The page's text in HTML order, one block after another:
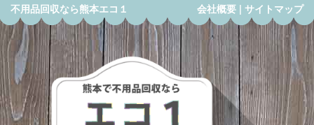
不用品回収なら熊本エコ１ 会社概要| サイトマップ